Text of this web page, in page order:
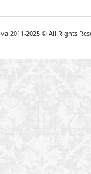
2011-2025 © All Rights